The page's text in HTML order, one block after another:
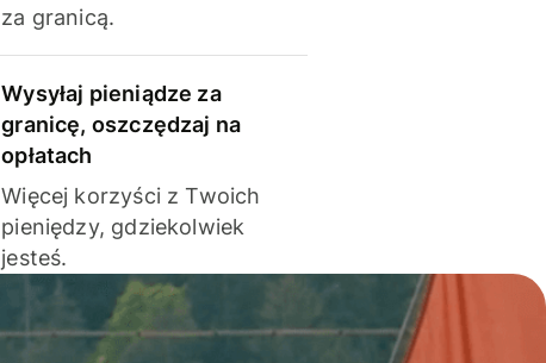
za granicą.
Wysyłaj pieniądze za
granicę, oszczędzaj na
opłatach
Więcej korzyści z Twoich
pieniędzy, gdziekolwiek
jesteś.